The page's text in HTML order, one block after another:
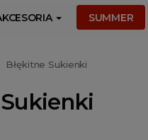
SUMMER
Błękitne Sukienki